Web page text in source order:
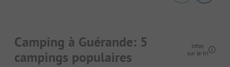
Camping à Guérande: 5
campings populaires
Infos
sur le tri